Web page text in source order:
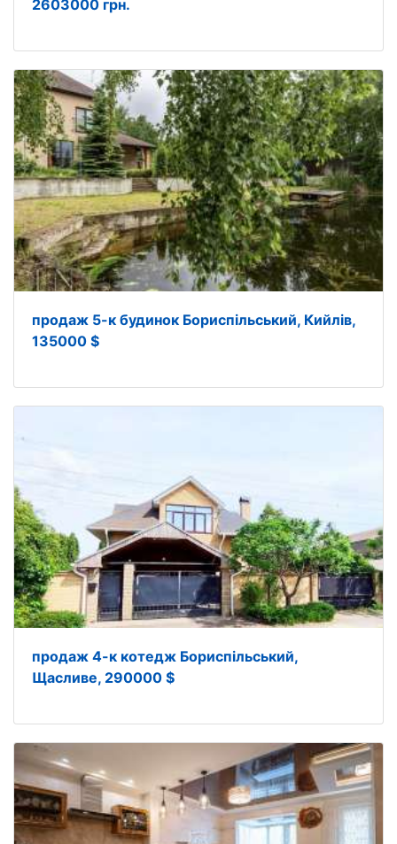
2603000 грн.
продаж 5-к будинок Бориспільський, Кийлів,
135000 $
продаж 4-к котедж Бориспільський,
Щасливе, 290000 $